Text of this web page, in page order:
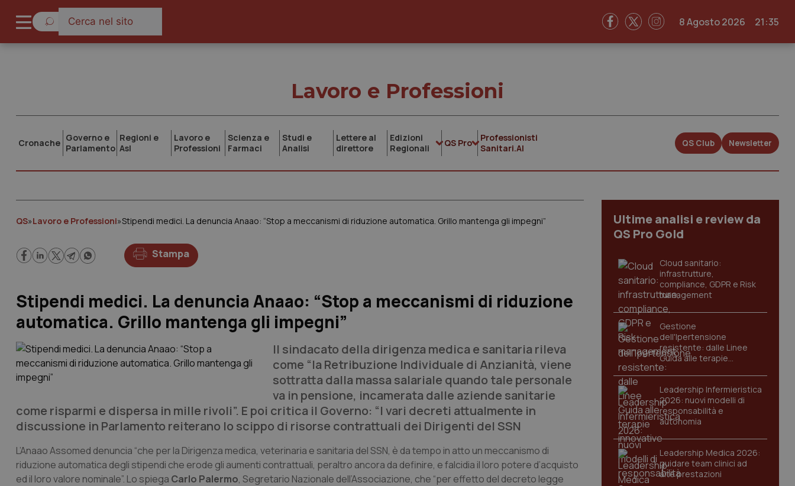
8 Agosto 2026 21:35
Lavoro e Professioni
Cronache Governo e
Parlamento
Regioni e
Asl
Lavoro e
Professioni
Scienza e
Farmaci
Studi e
Analisi
Lettere al
direttore
Edizioni
Regionali
QS Pro
Professionisti
Sanitari.AI
QS Club Newsletter
QS»Lavoro e Professioni»Stipendi medici. La denuncia Anaao: “Stop a meccanismi di riduzione automatica. Grillo mantenga gli impegni”
Stampa
Stipendi medici. La denuncia Anaao: “Stop a meccanismi di riduzione
automatica. Grillo mantenga gli impegni”
Il sindacato della dirigenza medica e sanitaria rileva
come “la Retribuzione Individuale di Anzianità, viene
sottratta dalla massa salariale quando tale personale
va in pensione, incamerata dalle aziende sanitarie
come risparmi e dispersa in mille rivoli”. E poi critica il Governo: “I vari decreti attualmente in
discussione in Parlamento reiterano lo scippo di risorse contrattuali dei Dirigenti del SSN
L’Anaao Assomed denuncia “che per la Dirigenza medica, veterinaria e sanitaria del SSN, è da tempo in atto un meccanismo di
riduzione automatica degli stipendi che erode gli aumenti contrattuali, peraltro ancora da definire, e falcidia il loro potere d’acquisto
ed il loro valore nominale”. Lo spiega Carlo Palermo, Segretario Nazionale dell’Associazione, che “per effetto del decreto legge
Ultime analisi e review da
QS Pro Gold
Cloud sanitario:
infrastrutture,
compliance, GDPR e Risk
management
Gestione
dell'Ipertensione
resistente: dalle Linee
Guida alle terapie
innovative
Leadership Infermieristica
2026: nuovi modelli di
responsabilità e
autonomia
Leadership Medica 2026:
guidare team clinici ad
alte prestazioni